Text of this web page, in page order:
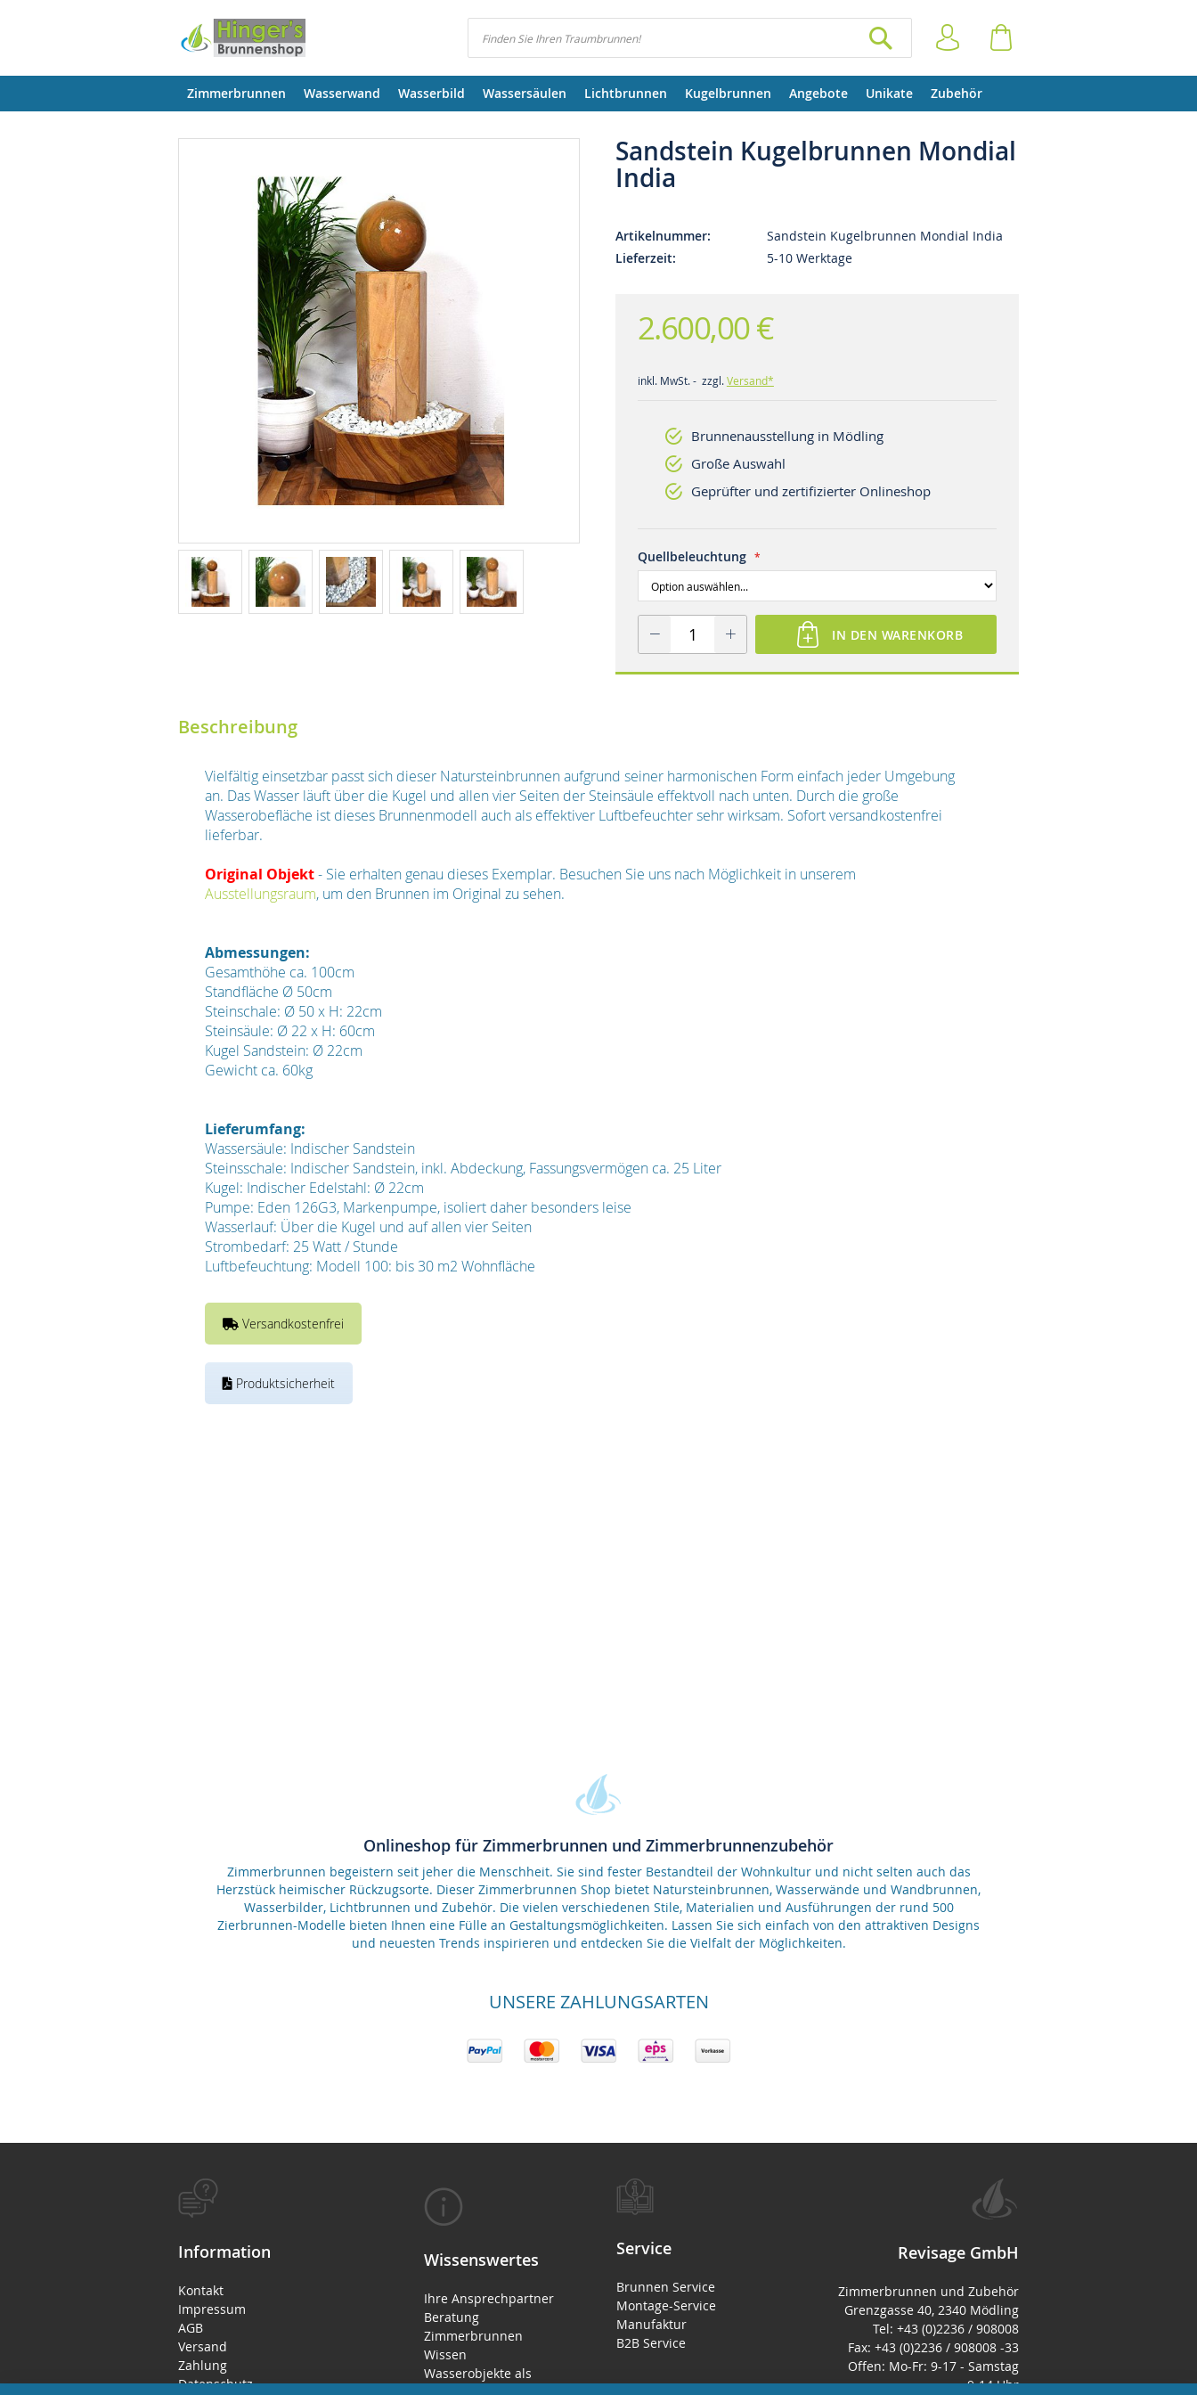
Suchen
Anmelden
Zimmerbrunnen Wasserwand Wasserbild Wassersäulen Lichtbrunnen Kugelbrunnen Angebote Unikate Zubehör
Sandstein Kugelbrunnen Mondial
India
Artikelnummer
Sandstein Kugelbrunnen Mondial India
Lieferzeit
5-10 Werktage
2.600,00 €
inkl. MwSt. - zzgl.Versand*
Brunnenausstellung in Mödling
Große Auswahl
Geprüfter und zertifizierter Onlineshop
Quellbeleuchtung
IN DEN WARENKORB
Beschreibung
Vielfältig einsetzbar passt sich dieser Natursteinbrunnen aufgrund seiner harmonischen Form einfach jeder Umgebung
an. Das Wasser läuft über die Kugel und allen vier Seiten der Steinsäule effektvoll nach unten. Durch die große
Wasserobefläche ist dieses Brunnenmodell auch als effektiver Luftbefeuchter sehr wirksam. Sofort versandkostenfrei
lieferbar.
Original Objekt- Sie erhalten genau dieses Exemplar. Besuchen Sie uns nach Möglichkeit in unserem
Ausstellungsraum, um den Brunnen im Original zu sehen.
Abmessungen:
Gesamthöhe ca. 100cm
Standfläche Ø 50cm
Steinschale: Ø 50 x H: 22cm
Steinsäule: Ø 22 x H: 60cm
Kugel Sandstein: Ø 22cm
Gewicht ca. 60kg
Lieferumfang:
Wassersäule: Indischer Sandstein
Steinsschale: Indischer Sandstein, inkl. Abdeckung, Fassungsvermögen ca. 25 Liter
Kugel: Indischer Edelstahl: Ø 22cm
Pumpe: Eden 126G3, Markenpumpe, isoliert daher besonders leise
Wasserlauf: Über die Kugel und auf allen vier Seiten
Strombedarf: 25 Watt / Stunde
Luftbefeuchtung: Modell 100: bis 30 m2 Wohnfläche
Versandkostenfrei
Produktsicherheit
Onlineshop für Zimmerbrunnen und Zimmerbrunnenzubehör
Zimmerbrunnen begeistern seit jeher die Menschheit. Sie sind fester Bestandteil der Wohnkultur und nicht selten auch das
Herzstück heimischer Rückzugsorte. Dieser Zimmerbrunnen Shop bietet Natursteinbrunnen, Wasserwände und Wandbrunnen,
Wasserbilder, Lichtbrunnen und Zubehör. Die vielen verschiedenen Stile, Materialien und Ausführungen der rund 500
Zierbrunnen-Modelle bieten Ihnen eine Fülle an Gestaltungsmöglichkeiten. Lassen Sie sich einfach von den attraktiven Designs
und neuesten Trends inspirieren und entdecken Sie die Vielfalt der Möglichkeiten.
UNSERE ZAHLUNGSARTEN
Information
Kontakt
Impressum
AGB
Versand
Zahlung
Datenschutz
Wissenswertes
Ihre Ansprechpartner
Beratung
Zimmerbrunnen
Wissen
Wasserobjekte als
Service
Brunnen Service
Montage-Service
Manufaktur
B2B Service
Revisage GmbH
Zimmerbrunnen und Zubehör
Grenzgasse 40, 2340 Mödling
Tel: +43 (0)2236 / 908008
Fax: +43 (0)2236 / 908008 -33
Offen: Mo-Fr: 9-17 - Samstag
9-14 Uhr